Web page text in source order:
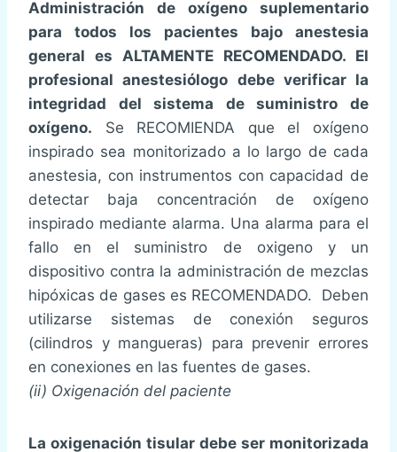
Administración de oxígeno suplementario
para todos los pacientes bajo anestesia
general es ALTAMENTE RECOMENDADO. El
profesional anestesiólogo debe verificar la
integridad del sistema de suministro de
oxígeno. Se RECOMIENDA que el oxígeno
inspirado sea monitorizado a lo largo de cada
anestesia, con instrumentos con capacidad de
detectar baja concentración de oxígeno
inspirado mediante alarma. Una alarma para el
fallo en el suministro de oxigeno y un
dispositivo contra la administración de mezclas
hipóxicas de gases es RECOMENDADO. Deben
utilizarse sistemas de conexión seguros
(cilindros y mangueras) para prevenir errores
en conexiones en las fuentes de gases.
(ii) Oxigenación del paciente
La oxigenación tisular debe ser monitorizada